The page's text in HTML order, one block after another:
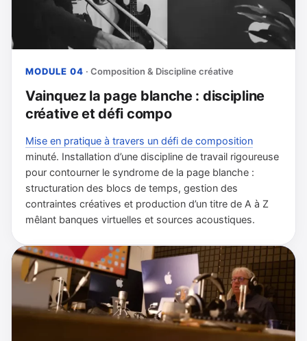
MODULE 04 · Composition & Discipline créative
Vainquez la page blanche : discipline
créative et défi compo
Mise en pratique à travers un défi de composition
minuté. Installation d’une discipline de travail rigoureuse
pour contourner le syndrome de la page blanche :
structuration des blocs de temps, gestion des
contraintes créatives et production d’un titre de A à Z
mêlant banques virtuelles et sources acoustiques.